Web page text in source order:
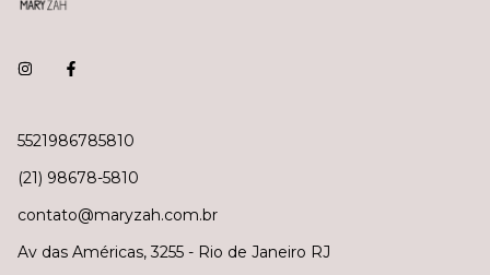
5521986785810
(21) 98678-5810
contato@maryzah.com.br
Av das Américas, 3255 - Rio de Janeiro RJ